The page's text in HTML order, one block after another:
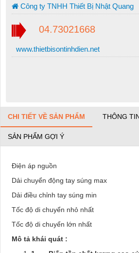
Công ty TNHH Thiết Bị Nhật Quang
04.73021668
www.thietbisontinhdien.net
CHI TIẾT VỀ SẢN PHẨM THÔNG
SẢN PHẨM GỢI Ý
Điện áp nguồn
Dải chuyển động tay súng max
Dải điều chỉnh tay súng min
Tốc độ di chuyển nhỏ nhất
Tốc độ di chuyển lớn nhất
Mô tả khái quát :